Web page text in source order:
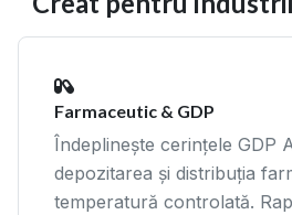
Farmaceutic & GDP
Îndeplinește cerințele GDP
depozitarea și distribuția
temperatură controlată.